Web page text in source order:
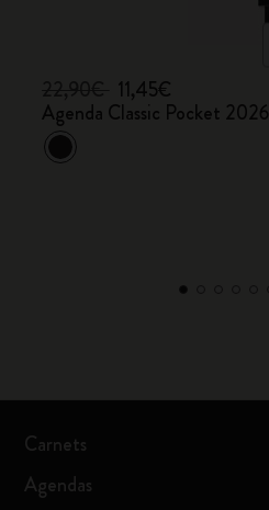
11,45€
Agenda Classic Pocket 2026
Carnets
Agendas